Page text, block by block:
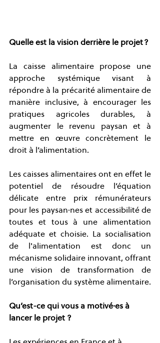
Quelle est la vision derrière le projet ?
La caisse alimentaire propose une
approche systémique visant à
répondre à la précarité alimentaire de
manière inclusive, à encourager les
pratiques agricoles durables, à
augmenter le revenu paysan et à
mettre en œuvre concrètement le
droit à l’alimentation.
Les caisses alimentaires ont en effet le
potentiel de résoudre l’équation
délicate entre prix rémunérateurs
pour les paysan·nes et accessibilité de
toutes et tous à une alimentation
adéquate et choisie. La socialisation
de l'alimentation est donc un
mécanisme solidaire innovant, offrant
une vision de transformation de
l’organisation du système alimentaire.
Qu’est-ce qui vous a motivé·es à
lancer le projet ?